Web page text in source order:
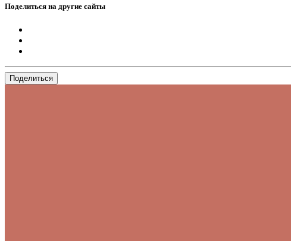
Поделиться на другие сайты
Поделиться